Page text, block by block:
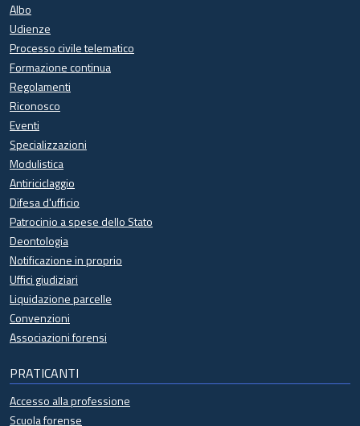
Albo
Udienze
Processo civile telematico
Formazione continua
Regolamenti
Riconosco
Eventi
Specializzazioni
Modulistica
Antiriciclaggio
Difesa d'ufficio
Patrocinio a spese dello Stato
Deontologia
Notificazione in proprio
Uffici giudiziari
Liquidazione parcelle
Convenzioni
Associazioni forensi
PRATICANTI
Accesso alla professione
Scuola forense